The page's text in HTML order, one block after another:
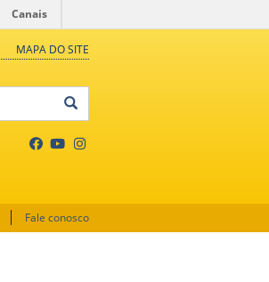
Canais
MAPA DO SITE
Fale conosco